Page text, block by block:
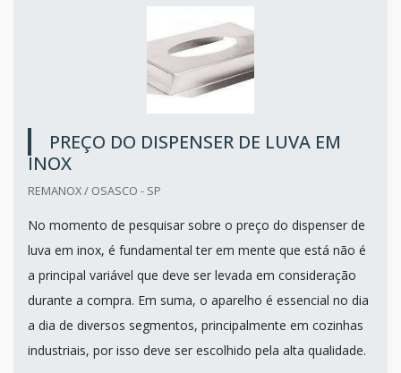
PREÇO DO DISPENSER DE LUVA EM
INOX
REMANOX / OSASCO - SP
No momento de pesquisar sobre o preço do dispenser de
luva em inox, é fundamental ter em mente que está não é
a principal variável que deve ser levada em consideração
durante a compra. Em suma, o aparelho é essencial no dia
a dia de diversos segmentos, principalmente em cozinhas
industriais, por isso deve ser escolhido pela alta qualidade.